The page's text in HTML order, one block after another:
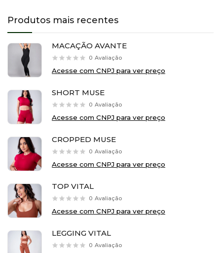
Produtos mais recentes
MACAÇÃO AVANTE
0 Avaliação
Acesse com CNPJ para ver preço
SHORT MUSE
0 Avaliação
Acesse com CNPJ para ver preço
CROPPED MUSE
0 Avaliação
Acesse com CNPJ para ver preço
TOP VITAL
0 Avaliação
Acesse com CNPJ para ver preço
LEGGING VITAL
0 Avaliação